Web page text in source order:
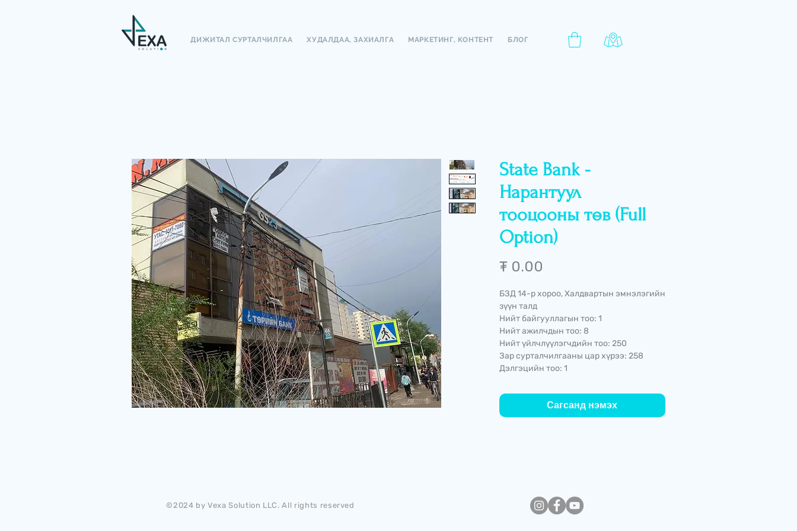
ДИЖИТАЛ СУРТАЛЧИЛГАА ХУДАЛДАА, ЗАХИАЛГА МАРКЕТИНГ, КОНТЕНТ БЛОГ
State Bank -
Нарантуул
тооцооны төв (Full
Option)
₮ 0.00
БЗД 14-р хороо, Халдвартын эмнэлэгийн
зүүн талд
Нийт байгууллагын тоо: 1
Нийт ажилчдын тоо: 8
Нийт үйлчлүүлэгчдийн тоо: 250
Зар сурталчилгааны цар хүрээ: 258
Дэлгэцийн тоо: 1
Сагсанд нэмэх
©2024 by Vexa Solution LLC. All rights reserved